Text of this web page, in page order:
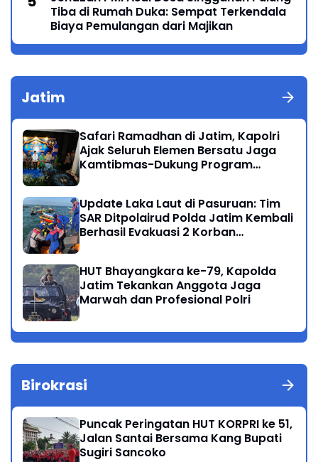
Tiba di Rumah Duka: Sempat Terkendala
Biaya Pemulangan dari Majikan
Jatim
Safari Ramadhan di Jatim, Kapolri
Ajak Seluruh Elemen Bersatu Jaga
Kamtibmas-Dukung Program
Update Laka Laut di Pasuruan: Tim
SAR Ditpolairud Polda Jatim Kembali
Berhasil Evakuasi 2 Korban
HUT Bhayangkara ke-79, Kapolda
Jatim Tekankan Anggota Jaga
Marwah dan Profesional Polri
Birokrasi
Puncak Peringatan HUT KORPRI ke 51,
Jalan Santai Bersama Kang Bupati
Sugiri Sancoko